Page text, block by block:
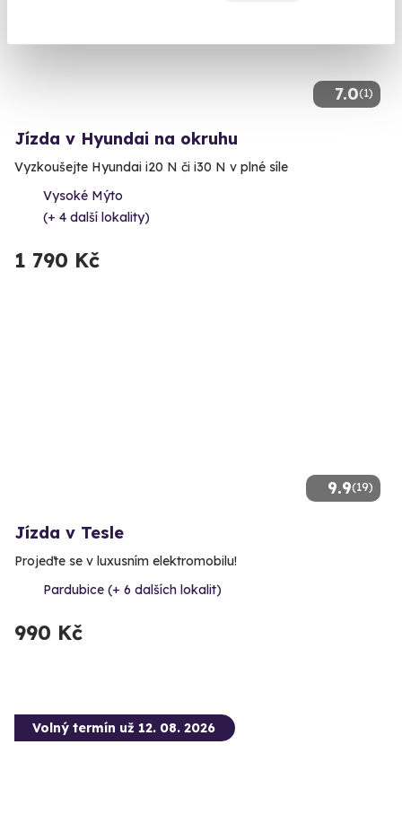
7.0(1)
Jízda v Hyundai na okruhu
Vyzkoušejte Hyundai i20 N či i30 N v plné síle
Vysoké Mýto
(+ 4 další lokality)
1 790 Kč
9.9(19)
Jízda v Tesle
Projeďte se v luxusním elektromobilu!
Pardubice (+ 6 dalších lokalit)
990 Kč
Volný termín už 12. 08. 2026